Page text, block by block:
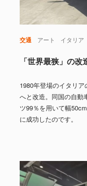
交通 アート イタリア
「世界最狭」の
1980年登場のイタリア
へと改造。同国の自動
ツ99％を用いて幅
に成功したのです。